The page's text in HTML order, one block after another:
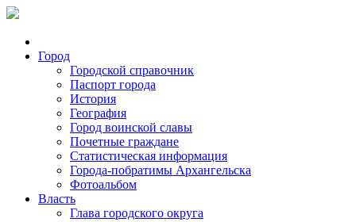
Город
Городской справочник
Паспорт города
История
География
Город воинской славы
Почетные граждане
Статистическая информация
Города-побратимы Архангельска
Фотоальбом
Власть
Глава городского округа